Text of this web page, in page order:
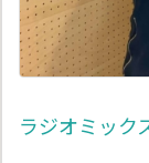
ラジオミック